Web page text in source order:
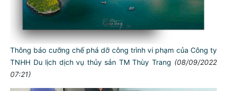
Thông báo cưỡng chế phá dỡ công trình vi phạm của Công ty
TNHH Du lịch dịch vụ thủy sản TM Thùy Trang (08/09/2022
07:21)